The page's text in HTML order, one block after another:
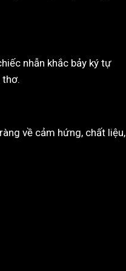
nhẫn khắc bảy ký tự
thơ.
về cảm hứng, chất liệu,